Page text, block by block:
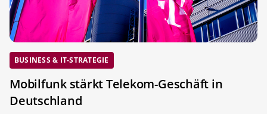
BUSINESS & IT-STRATEGIE
Mobilfunk stärkt Telekom-Geschäft in
Deutschland